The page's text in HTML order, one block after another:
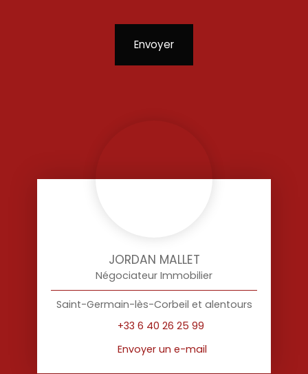
Envoyer
JORDAN MALLET
Négociateur Immobilier
Saint-Germain-lès-Corbeil et alentours
+33 6 40 26 25 99
Envoyer un e-mail